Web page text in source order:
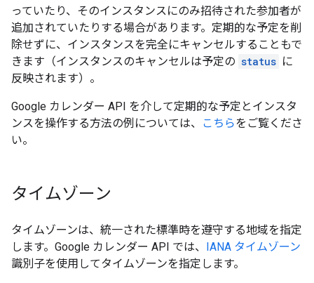
っていたり、そのインスタンスにのみ招待された参加者が
追加されていたりする場合があります。定期的な予定を削
除せずに、インスタンスを完全にキャンセルすることもで
きます（インスタンスのキャンセルは予定の status に
反映されます）。
Google カレンダー API を介して定期的な予定とインスタ
ンスを操作する方法の例については、
こちらをご覧くださ
い。
タイムゾーン
タイムゾーンは、統一された標準時を遵守する地域を指定
します。Google カレンダー API では、 IANA タイムゾーン
識別子を使用してタイムゾーンを指定します。